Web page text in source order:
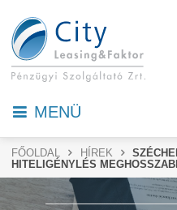
MENÜ
FŐOLDAL HÍREK
HITELIGÉNYLÉS